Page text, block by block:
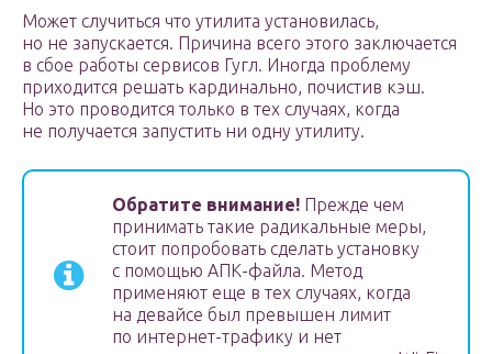
Может случиться что утилита установилась,
но не запускается. Причина всего этого заключается
в сбое работы сервисов Гугл. Иногда проблему
приходится решать кардинально, почистив кэш.
Но это проводится только в тех случаях, когда
не получается запустить ни одну утилиту.
Обратите внимание! Прежде чем
принимать такие радикальные меры,
стоит попробовать сделать установку
с помощью АПК-файла. Метод
применяют еще в тех случаях, когда
на девайсе был превышен лимит
по интернет-трафику и нет